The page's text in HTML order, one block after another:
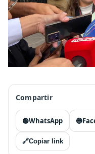
Compartir
🟢WhatsApp 🔵
🔗Copiar link